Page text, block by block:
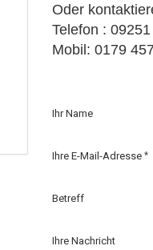
Oder
Telefon :
Mobil: 0179
Ihr Name
Ihre E-Mail-Adresse
Betreff
Ihre Nachricht